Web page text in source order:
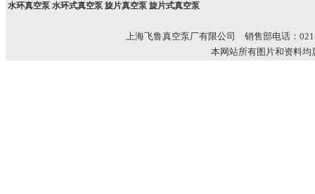
水环真空泵 水环式真空泵 旋片真空泵 旋片式真空泵
上海飞鲁真空泵厂有限公司 销售部电话：
本网站所有图片和资料